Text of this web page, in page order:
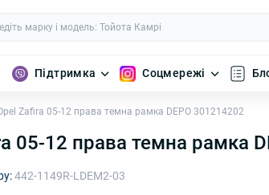
Підтримка Соцмережі
Zafira 05-12 права темна рамка DEPO 301214202
05-12 права темна рамка
442-1149R-LDEM2-03